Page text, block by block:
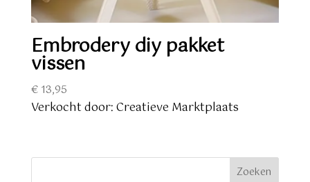
Embrodery diy pakket
vissen
€13,95
Verkocht door: Creatieve Marktplaats
Zoeken